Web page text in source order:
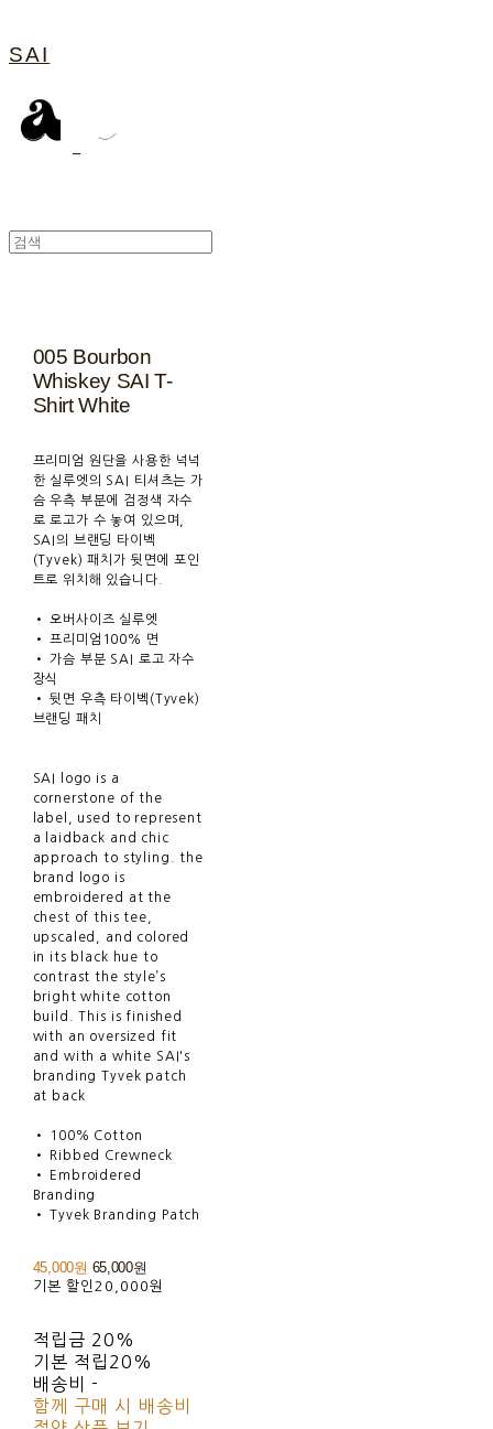
SAI
005 Bourbon
Whiskey SAI T-
Shirt White
프리미엄 원단을 사용한 넉넉
한 실루엣의 SAI 티셔츠는 가
슴 우측 부분에 검정색 자수
로 로고가 수 놓여 있으며,
SAI의 브랜딩 타이벡
(Tyvek) 패치가 뒷면에 포인
트로 위치해 있습니다.
• 오버사이즈 실루엣
• 프리미엄100% 면
• 가슴 부분 SAI 로고 자수
장식
• 뒷면 우측 타이벡(Tyvek)
브랜딩 패치
SAI logo is a
cornerstone of the
label, used to represent
a laidback and chic
approach to styling. the
brand logo is
embroidered at the
chest of this tee,
upscaled, and colored
in its black hue to
contrast the style’s
bright white cotton
build. This is finished
with an oversized fit
and with a white SAI's
branding Tyvek patch
at back
• 100% Cotton
• Ribbed Crewneck
• Embroidered
Branding
• Tyvek Branding Patch
45,000원 65,000원
기본 할인 20,000원
적립금 20%
기본 적립 20%
배송비-
함께 구매 시 배송비